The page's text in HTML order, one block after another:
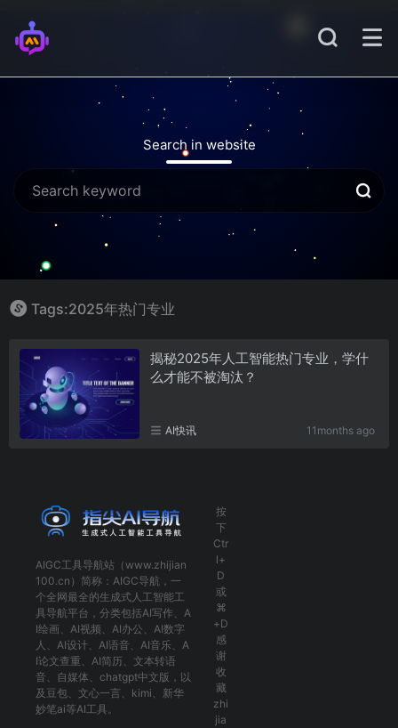
Search in website
Tags:2025年热门专业
揭秘2025年人工智能热门专业，学什
么才能不被淘汰？
AI快讯 11months ago
AIGC工具导航站（www.zhijian
100.cn）简称： AIGC导航 ，一
个全网最全的生成式人工智能工
具导航平台，分类包括AI写作 、 A
I绘画 、 AI视频 、 AI办公 、 AI数字
人 、 AI设计、 AI语音、 AI音乐、 A
I论文查重 、 AI简历 、 文本转语
音、 自媒体 、 chatgpt中文版 ，以
及 豆包、 文心一言 、 kimi 、 新华
妙笔ai等AI工具。
按
下
Ctr
l+
D
或
⌘
+D
感
谢
收
藏
zhi
jia